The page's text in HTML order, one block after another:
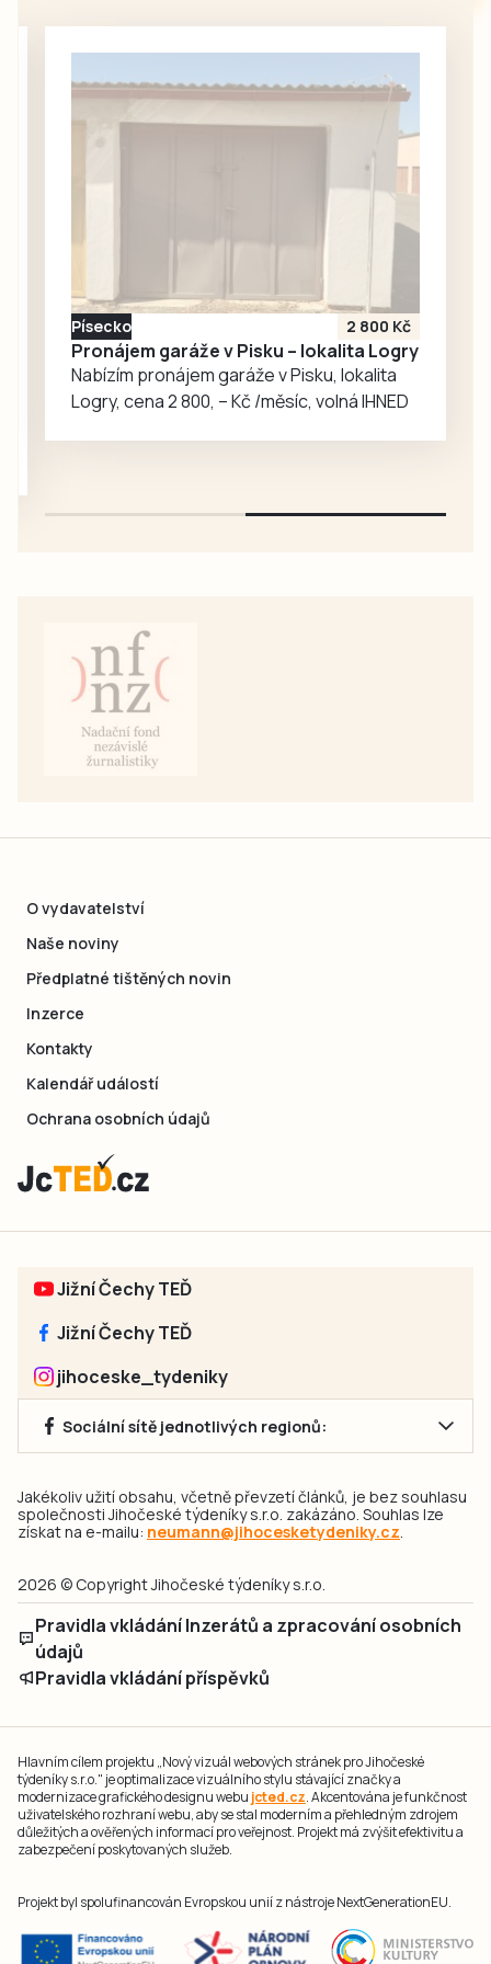
opatstvím ve
Vyšším Brodě,
Spolkem přátel
kláštera a Fakultou
stavební ČVUT byl
nejen náhodně
velvyslanec
Nicholas Merrick,
a opakovaně už do
Vyššího Brodu
zavítal, ale i
geofyzik a
badatel…
Písecko 2 800 Kč
Pronájem garáže v Pisku – lokalita Logry
Nabízím pronájem garáže v Pisku, lokalita
Logry, cena 2 800, – Kč /měsíc, volná IHNED
O vydavatelství
Naše noviny
Předplatné tištěných novin
Inzerce
Kontakty
Kalendář událostí
Ochrana osobních údajů
Jižní Čechy TEĎ
Jižní Čechy TEĎ
jihoceske_tydeniky
Sociální sítě jednotlivých regionů:
Jakékoliv užití obsahu, včetně převzetí článků, je bez souhlasu
společnosti Jihočeské týdeníky s.r.o. zakázáno. Souhlas lze
získat na e-mailu: neumann@jihocesketydeniky.cz.
2026 © Copyright Jihočeské týdeníky s.r.o.
Pravidla vkládání Inzerátů a zpracování osobních
údajů
Pravidla vkládání příspěvků
Hlavním cílem projektu „Nový vizuál webových stránek pro Jihočeské
týdeníky s.r.o." je optimalizace vizuálního stylu stávající značky a
modernizace grafického designu webu jcted.cz. Akcentována je funkčnost
uživatelského rozhraní webu, aby se stal moderním a přehledným zdrojem
důležitých a ověřených informací pro veřejnost. Projekt má zvýšit efektivitu a
zabezpečení poskytovaných služeb.
Projekt byl spolufinancován Evropskou unií z nástroje NextGenerationEU.